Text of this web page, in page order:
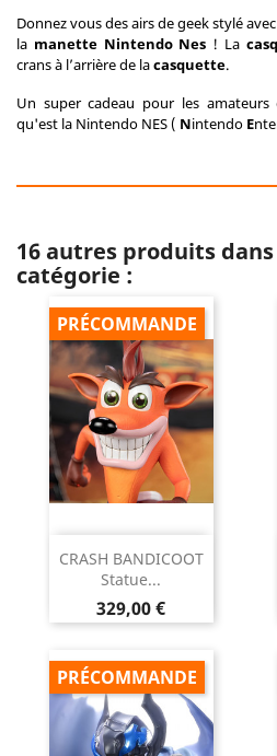
Donnez vous des airs de geek stylé
la manette Nintendo Nes ! La
crans à l’arrière de lacasquette.
Un super cadeau pour les
qu'est la Nintendo NES ( Nintendo E
16 autres produits
catégorie :
CRASH BANDICOOT
Statue...
Prix
329,00 €
PRÉCOMMANDE
PRÉCOMMANDE